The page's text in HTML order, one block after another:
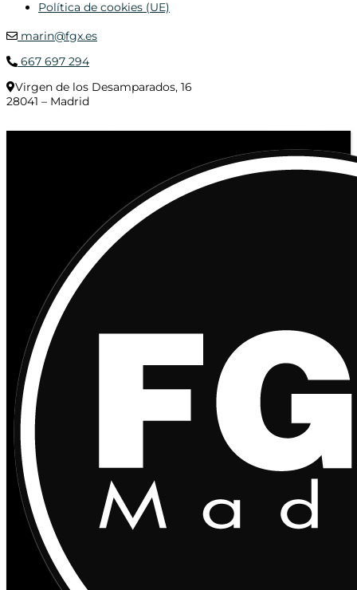
Política de cookies (UE)
marin@fgx.es
667 697 294
Virgen de los Desamparados, 16
28041 – Madrid